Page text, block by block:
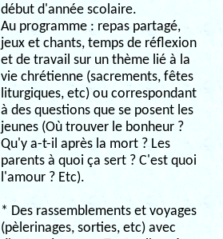
début d'année scolaire.
Au programme : repas partagé,
jeux et chants, temps de réflexion
et de travail sur un thème lié à la
vie chrétienne (sacrements, fêtes
liturgiques, etc) ou correspondant
à des questions que se posent les
jeunes (Où trouver le bonheur ?
Qu'y a-t-il après la mort ? Les
parents à quoi ça sert ? C'est quoi
l'amour ? Etc).
* Des rassemblements et voyages
(pèlerinages, sorties, etc) avec